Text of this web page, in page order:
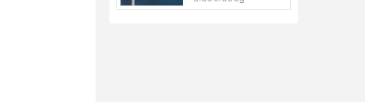
ZALAA Street Light